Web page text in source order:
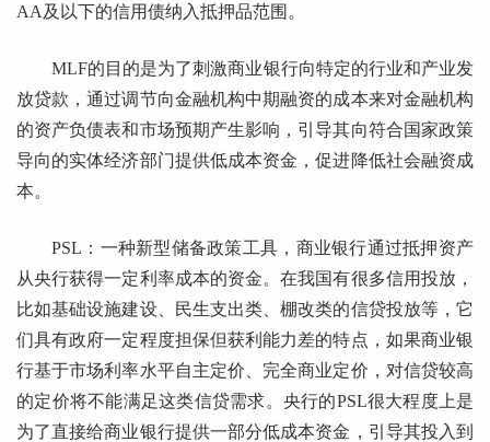
AA及以下的信用债纳入抵押品范围。
MLF的目的是为了刺激商业银行向特定的行业和产业发
放贷款，通过调节向金融机构中期融资的成本来对金融机构
的资产负债表和市场预期产生影响，引导其向符合国家政策
导向的实体经济部门提供低成本资金，促进降低社会融资成
本。
PSL：一种新型储备政策工具，商业银行通过抵押资产
从央行获得一定利率成本的资金。在我国有很多信用投放，
比如基础设施建设、民生支出类、棚改类的信贷投放等，它
们具有政府一定程度担保但获利能力差的特点，如果商业银
行基于市场利率水平自主定价、完全商业定价，对信贷较高
的定价将不能满足这类信贷需求。央行的PSL很大程度上是
为了直接给商业银行提供一部分低成本资金，引导其投入到